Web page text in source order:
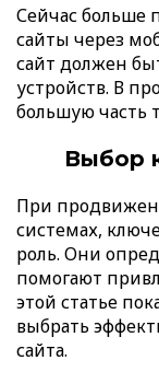
Сейчас больше
сайты через
сайт должен
устройств. В
большую часть
Выбор
При
системах,
роль. Они
помогают
этой статье
выбрать
сайта.